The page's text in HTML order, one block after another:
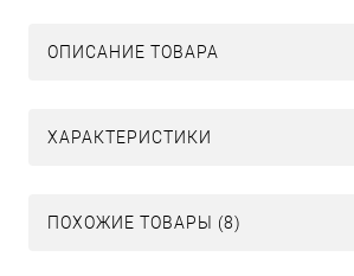
ОПИСАНИЕ ТОВАРА
ХАРАКТЕРИСТИКИ
ПОХОЖИЕ ТОВАРЫ (8)